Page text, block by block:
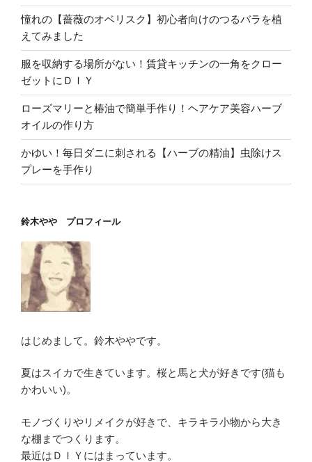
憧れの【薔薇のオベリスク】初心者向けのつるバラを植
えてみました
服を収納する場所がない！賃貸キッチンの一角をクロー
ゼットにＤＩＹ
ローズマリーと椿油で簡単手作り！ヘアケア美容ハーブ
オイルの作り方
かゆい！毎日ダニに刺される【ハーブの精油】虫除けス
プレーを手作り
鈴木やや プロフィール
はじめまして。鈴木ややです。
夏はスイカで生きています。桜と馬と犬が好きです(猫も
かわいい)。
モノづくりやリメイクが好きで、キラキラ小物から大き
な棚までつくります。
最近はＤＩＹにはまっています。